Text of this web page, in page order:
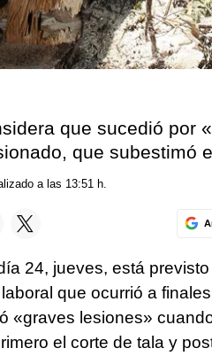
que sucedió por
que subestimó
a las 13:51 h.
24, jueves, está
que ocurrió a
«graves lesiones»
el corte de tala y